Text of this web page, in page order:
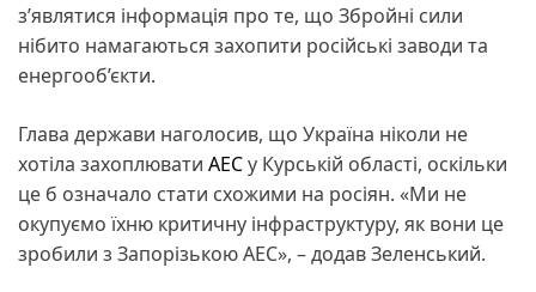
з’являтися інформація про те, що Збройні сили
нібито намагаються захопити російські заводи та
енергооб’єкти.
Глава держави наголосив, що Україна ніколи не
хотіла захоплювати АЕСу Курській області, оскільки
це б означало стати схожими на росіян. «Ми не
окупуємо їхню критичну інфраструктуру, як вони це
зробили з Запорізькою АЕС», – додав Зеленський.